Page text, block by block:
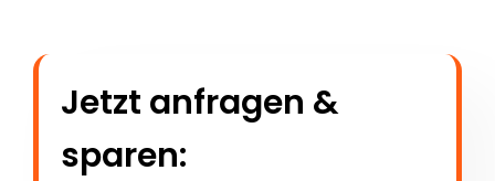
Jetzt anfragen &
sparen: